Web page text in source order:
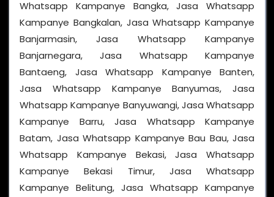
Whatsapp Kampanye Bangka, Jasa Whatsapp
Kampanye Bangkalan, Jasa Whatsapp Kampanye
Banjarmasin, Jasa Whatsapp Kampanye
Banjarnegara, Jasa Whatsapp Kampanye
Bantaeng, Jasa Whatsapp Kampanye Banten,
Jasa Whatsapp Kampanye Banyumas, Jasa
Whatsapp Kampanye Banyuwangi, Jasa Whatsapp
Kampanye Barru, Jasa Whatsapp Kampanye
Batam, Jasa Whatsapp Kampanye Bau Bau, Jasa
Whatsapp Kampanye Bekasi, Jasa Whatsapp
Kampanye Bekasi Timur, Jasa Whatsapp
Kampanye Belitung, Jasa Whatsapp Kampanye